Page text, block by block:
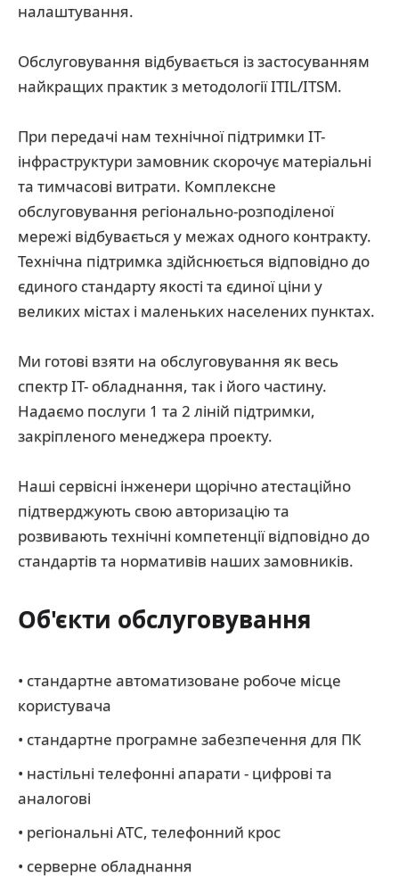
налаштування.
Обслуговування відбувається із застосуванням
найкращих практик з методології ITIL/ITSM.
При передачі нам технічної підтримки IT-
інфраструктури замовник скорочує матеріальні
та тимчасові витрати. Комплексне
обслуговування регіонально-розподіленої
мережі відбувається у межах одного контракту.
Технічна підтримка здійснюється відповідно до
єдиного стандарту якості та єдиної ціни у
великих містах і маленьких населених пунктах.
Ми готові взяти на обслуговування як весь
спектр ІТ- обладнання, так і його частину.
Надаємо послуги 1 та 2 ліній підтримки,
закріпленого менеджера проекту.
Наші сервісні інженери щорічно атестаційно
підтверджують свою авторизацію та
розвивають технічні компетенції відповідно до
стандартів та нормативів наших замовників.
Об'єкти обслуговування
• стандартне автоматизоване робоче місце
користувача
• стандартне програмне забезпечення для ПК
• настільні телефонні апарати - цифрові та
аналогові
• регіональні АТС, телефонний крос
• серверне обладнання